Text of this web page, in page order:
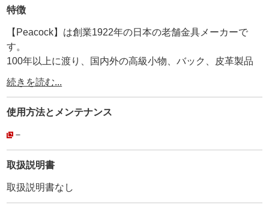
特徴
【Peacock】は創業1922年の日本の老舗金具メーカーで
す。
100年以上に渡り、国内外の高級小物、バック、皮革製品
に使用され続けています。
その為、耐久性、品質は折り紙付きです。
弊社が【工具の設計を合わせているメーカー】ですので、
【打棒と金具が合わないトラブル】がありません。
安心してご利用頂けます。
・
弊社販売品は【Peacock】の【正規品】です。
模造品は、鋼材の選定が不明、メッキの剥離、品質管理が
雑です。
続きを読む...
使用方法と メンテナンス
－
取扱説明書
取扱説明書なし